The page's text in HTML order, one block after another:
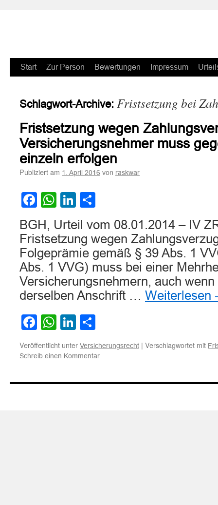
Zum
springen
Start Zur Person Bewertungen Impressum
Schlagwort-Archive: Fristsetzung bei
Fristsetzung wegen
Versicherungsnehmer muss
einzeln erfolgen
Publiziert am 1. April 2016 von raskwar
Facebook
WhatsApp
LinkedIn
BGH, Urteil vom 08.01.2014 – IV
Fristsetzung wegen
Folgeprämie gemäß § 39 Abs. 1
Abs. 1 VVG) muss bei einer
Versicherungsnehmern, auch
derselben Anschrift … Weiterlesen
Facebook
WhatsApp
LinkedIn
Veröffentlicht unter Versicherungsrecht | Verschlagwortet mit
Schreib einen Kommentar